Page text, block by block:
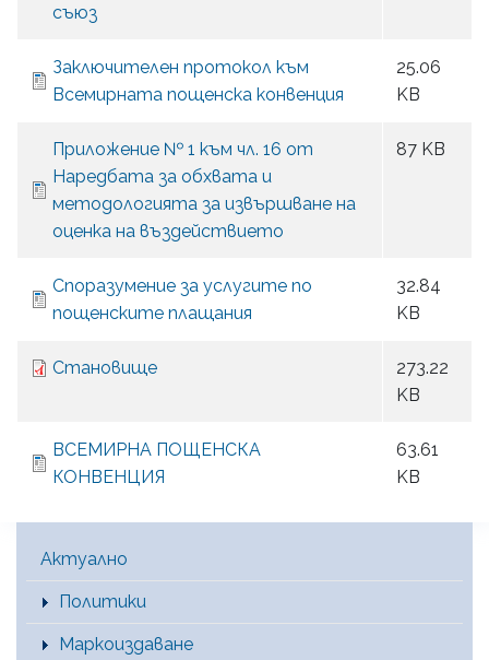
съюз
Заключителен протокол към
Всемирната пощенска конвенция
25.06
KB
Приложение № 1 към чл. 16 от
Наредбата за обхвата и
методологията за извършване на
оценка на въздействието
87 KB
Споразумение за услугите по
пощенските плащания
32.84
KB
Становище
273.22
KB
ВСЕМИРНА ПОЩЕНСКА
КОНВЕНЦИЯ
63.61
KB
Main Menu [BG]
Актуално
Политики
Маркоиздаване